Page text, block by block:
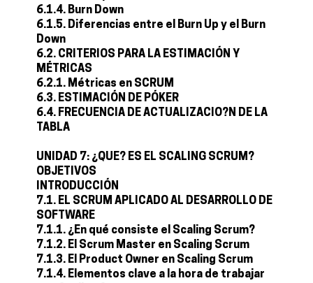
6.1.4. Burn Down
6.1.5. Diferencias entre el Burn Up y el Burn
Down
6.2. CRITERIOS PARA LA ESTIMACIÓN Y
MÉTRICAS
6.2.1. Métricas en SCRUM
6.3. ESTIMACIÓN DE PÓKER
6.4. FRECUENCIA DE ACTUALIZACIO?N DE LA
TABLA
UNIDAD 7: ¿QUE? ES EL SCALING SCRUM?
OBJETIVOS
INTRODUCCIÓN
7.1. EL SCRUM APLICADO AL DESARROLLO DE
SOFTWARE
7.1.1. ¿En qué consiste el Scaling Scrum?
7.1.2. El Scrum Master en Scaling Scrum
7.1.3. El Product Owner en Scaling Scrum
7.1.4. Elementos clave a la hora de trabajar